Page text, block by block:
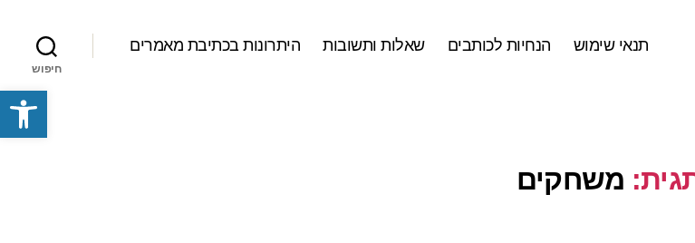
פתח סרגל נגישות
תנאי שימוש הנחיות לכותבים שאלות ותשובות היתרונות בכתיבת מאמרים
חיפוש
משחקים